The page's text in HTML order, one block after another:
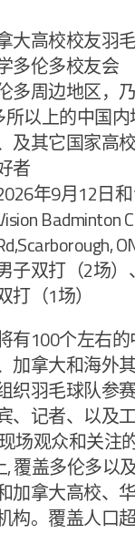
大高校校友羽
多伦多校友会
多周边地区，
以上的中国内
及其它国家高
者
年9月12日
Badminton
子双打（2场
（1场）
有100个左右的
加拿大和海外
织羽毛球队参
、记者、以及
场观众和关注
, 覆盖多伦多以
加拿大高校、
构。覆盖人口超